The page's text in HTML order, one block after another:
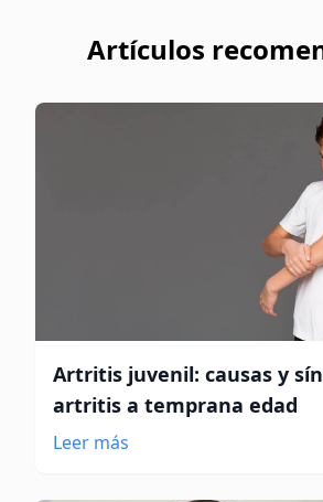
Artículos
Artritis juvenil: causas y
artritis a temprana edad
Leer más